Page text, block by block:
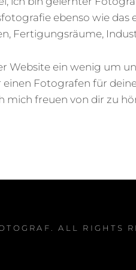
ebenso wie das
Fertigungsräume,
Website ein wenig um
Fotografen für
mich freuen von dir zu
. ALL RIGHTS